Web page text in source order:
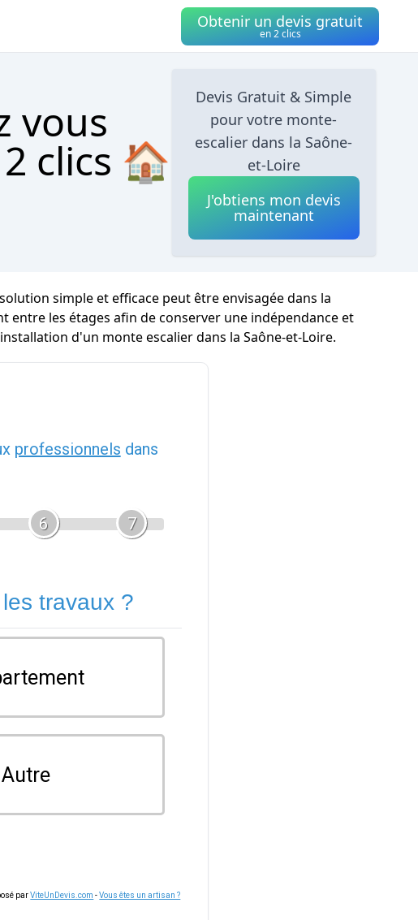
Obtenir un devis gratuit
en 2 clics
vous
clics 🏠
Devis Gratuit & Simple
pour votre monte-
escalier dans la Saône-
et-Loire
J'obtiens mon devis
maintenant
simple et efficace peut être envisagée dans la
entre les étages afin de conserver une indépendance et
d'un monte escalier dans la Saône-et-Loire.
professionnels dans
6 7
travaux ?
Autre
parViteUnDevis.com -Vous êtes un artisan ?